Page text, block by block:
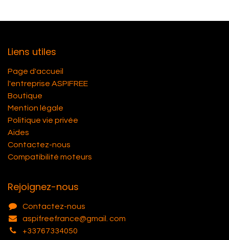
Liens utiles
Page d'accueil
l'entreprise ASPIFREE
Boutique
Mention légale
Politique vie privée
Aides
Contactez-nous
Compatibilité moteurs
Rejoignez-nous
Contactez-nous
aspifreefrance@gmail. com
+33767334050